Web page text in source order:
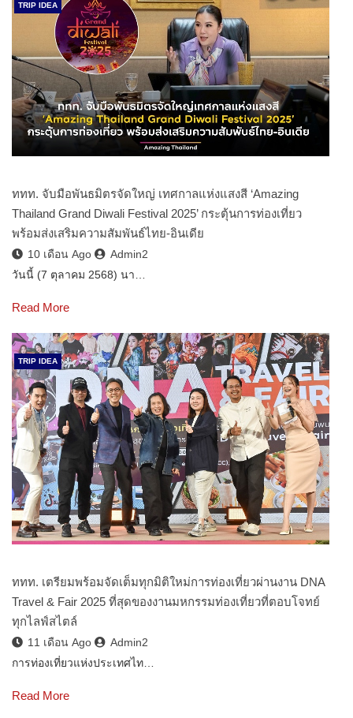
TRIP IDEA
ททท. จับมือพันธมิตรจัดใหญ่ เทศกาลแห่งแสงสี ‘Amazing
Thailand Grand Diwali Festival 2025’ กระตุ้นการท่องเที่ยว
พร้อมส่งเสริมความสัมพันธ์ไทย-อินเดีย
10 เดือน Ago
Admin2
วันนี้ (7 ตุลาคม 2568) นา…
Read More
TRIP IDEA
ททท. เตรียมพร้อมจัดเต็มทุกมิติใหม่การท่องเที่ยวผ่านงาน DNA
Travel & Fair 2025 ที่สุดของงานมหกรรมท่องเที่ยวที่ตอบโจทย์
ทุกไลฟ์สไตล์
11 เดือน Ago
Admin2
การท่องเที่ยวแห่งประเทศไท…
Read More